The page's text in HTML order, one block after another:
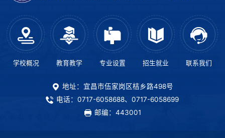
地址：宜昌市伍家岗区桔乡路498号
电话：0717-6058688、0717-6058699
邮编：443001
学校概况 教育教学 专业设置 招生就业 联系我们